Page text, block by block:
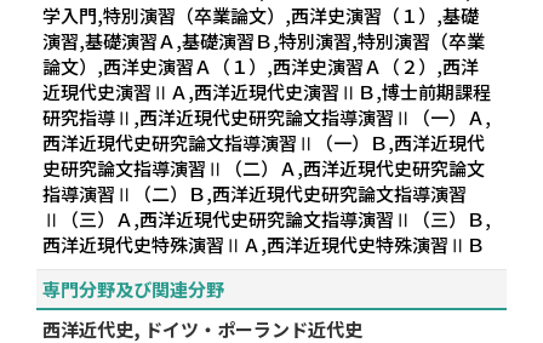
学入門,特別演習（卒業論文）,西洋史演習（１）,基礎
演習,基礎演習Ａ,基礎演習Ｂ,特別演習,特別演習（卒業
論文）,西洋史演習Ａ（１）,西洋史演習Ａ（２）,西洋
近現代史演習ⅡＡ,西洋近現代史演習ⅡＢ,博士前期課程
研究指導Ⅱ,西洋近現代史研究論文指導演習Ⅱ（一）Ａ,
西洋近現代史研究論文指導演習Ⅱ（一）Ｂ,西洋近現代
史研究論文指導演習Ⅱ（二）Ａ,西洋近現代史研究論文
指導演習Ⅱ（二）Ｂ,西洋近現代史研究論文指導演習
Ⅱ（三）Ａ,西洋近現代史研究論文指導演習Ⅱ（三）Ｂ,
西洋近現代史特殊演習ⅡＡ,西洋近現代史特殊演習ⅡＢ
専門分野及び関連分野
西洋近代史, ドイツ・ポーランド近代史